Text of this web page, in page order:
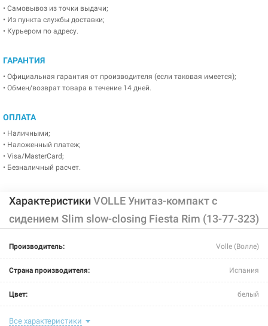
• Самовывоз из точки выдачи;
• Из пункта службы доставки;
• Курьером по адресу.
ГАРАНТИЯ
• Официальная гарантия от производителя (если таковая имеется);
• Обмен/возврат товара в течение 14 дней.
ОПЛАТА
• Наличными;
• Наложенный платеж;
• Visa/MasterCard;
• Безналичный расчет.
ХарактеристикиVOLLE Унитаз-компакт с
сидением Slim slow-closing Fiesta Rim (13-77-323)
Производитель: Volle (Волле)
Страна производителя: Испания
Цвет: белый
Длина:
Все характеристики